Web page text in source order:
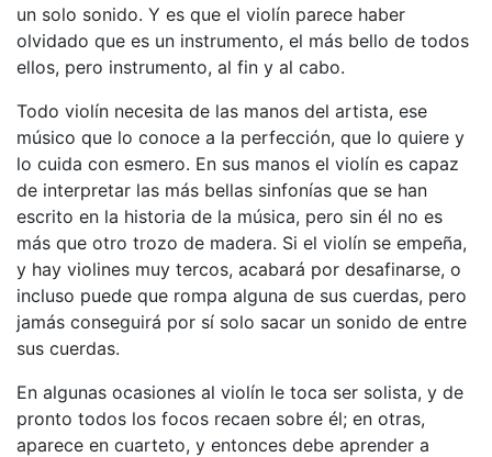
un solo sonido. Y es que el violín parece haber
olvidado que es un instrumento, el más bello de todos
ellos, pero instrumento, al fin y al cabo.
Todo violín necesita de las manos del artista, ese
músico que lo conoce a la perfección, que lo quiere y
lo cuida con esmero. En sus manos el violín es capaz
de interpretar las más bellas sinfonías que se han
escrito en la historia de la música, pero sin él no es
más que otro trozo de madera. Si el violín se empeña,
y hay violines muy tercos, acabará por desafinarse, o
incluso puede que rompa alguna de sus cuerdas, pero
jamás conseguirá por sí solo sacar un sonido de entre
sus cuerdas.
En algunas ocasiones al violín le toca ser solista, y de
pronto todos los focos recaen sobre él; en otras,
aparece en cuarteto, y entonces debe aprender a